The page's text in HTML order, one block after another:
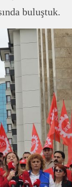
buluştuk.